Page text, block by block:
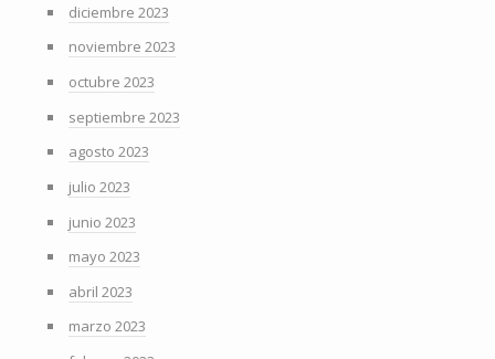
diciembre 2023
noviembre 2023
octubre 2023
septiembre 2023
agosto 2023
julio 2023
junio 2023
mayo 2023
abril 2023
marzo 2023